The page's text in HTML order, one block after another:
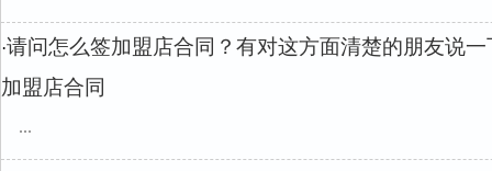
·请问怎么签加盟店合同？有对这方面清楚的朋友说
加盟店合同
...